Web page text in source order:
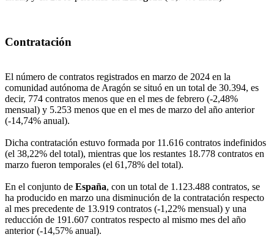
Contratación
El número de contratos registrados en marzo de 2024 en la
comunidad autónoma de Aragón se situó en un total de 30.394, es
decir, 774 contratos menos que en el mes de febrero (-2,48%
mensual) y 5.253 menos que en el mes de marzo del año anterior
(-14,74% anual).
Dicha contratación estuvo formada por 11.616 contratos indefinidos
(el 38,22% del total), mientras que los restantes 18.778 contratos en
marzo fueron temporales (el 61,78% del total).
En el conjunto de España, con un total de 1.123.488 contratos, se
ha producido en marzo una disminución de la contratación respecto
al mes precedente de 13.919 contratos (-1,22% mensual) y una
reducción de 191.607 contratos respecto al mismo mes del año
anterior (-14,57% anual).